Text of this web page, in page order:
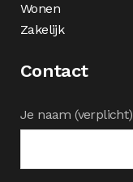
Wonen
Zakelijk
Contact
Je naam (verplicht)